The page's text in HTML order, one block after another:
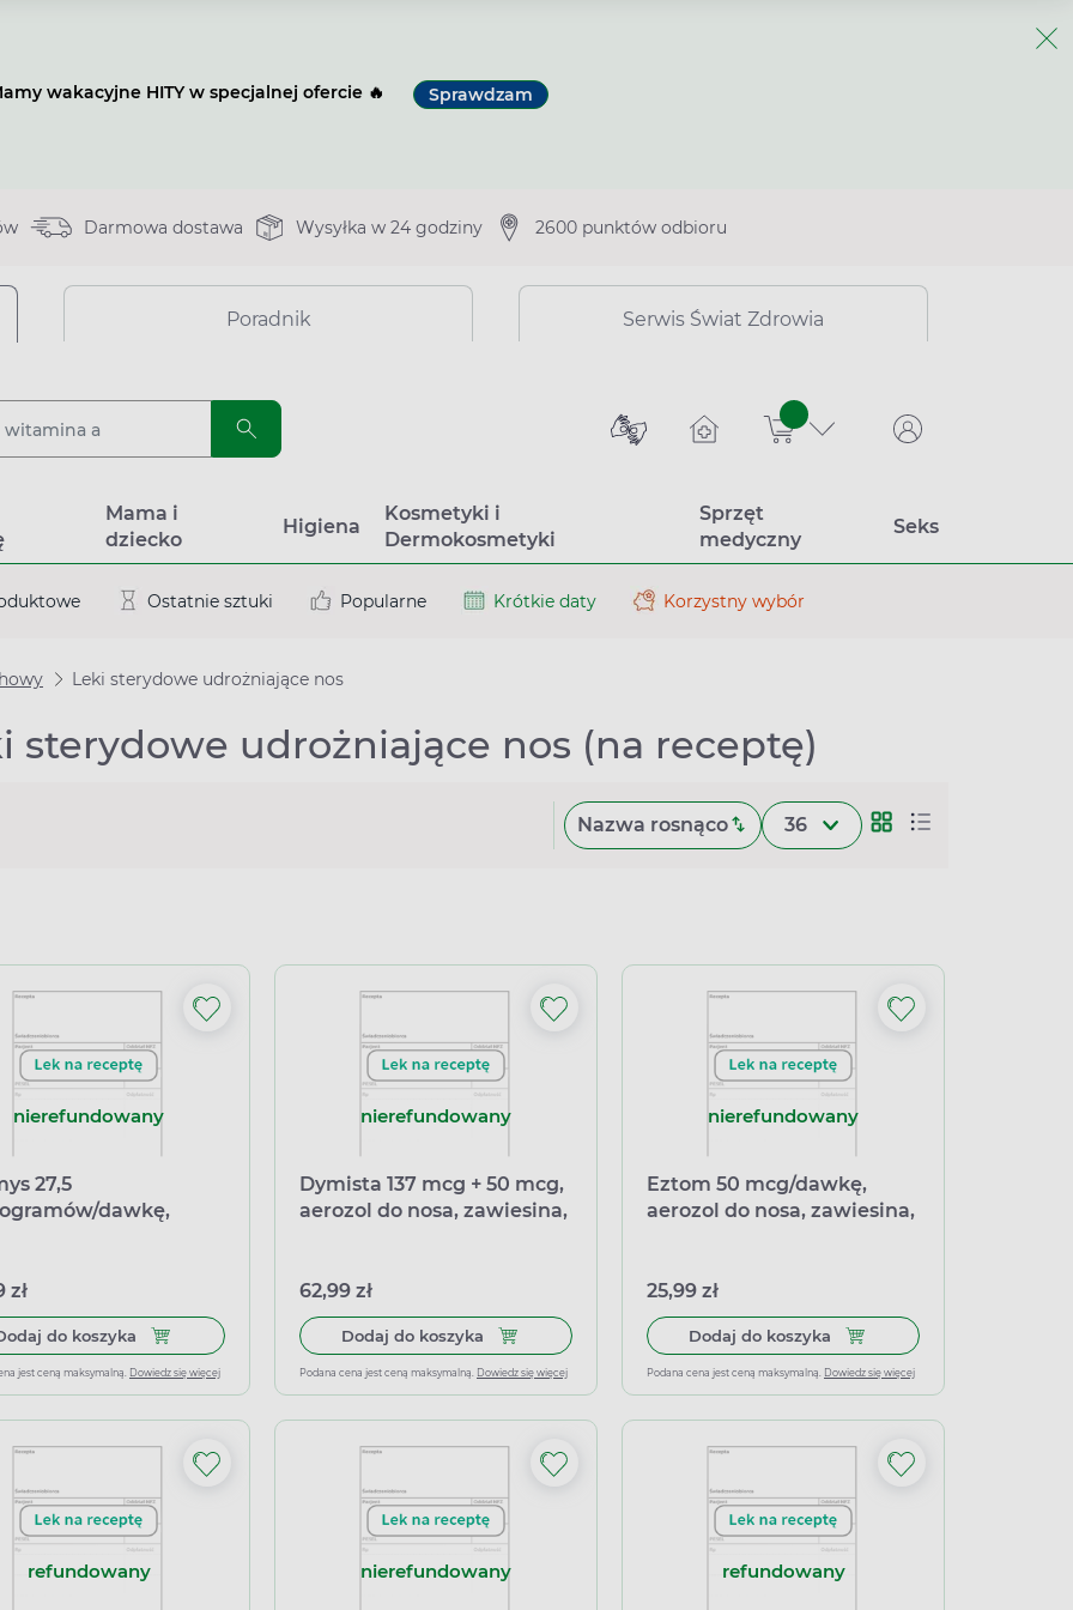
wakacyjne HITY w specjalnej ofercie 🔥 Sprawdzam
Darmowa dostawa Wysyłka w 24 godziny 2600 punktów odbioru
Poradnik Serwis Świat Zdrowia
sztuk
Mama i
dziecko
Higiena
Kosmetyki i
Dermokosmetyki
Sprzęt
medyczny
Seks
Ostatnie sztuki Popularne Krótkie daty Korzystny wybór
Leki sterydowe udrożniające nos
sterydowe udrożniające nos (na receptę)
Nazwa rosnąco 36
nierefundowany
27,5
dawkę,
zł
do koszyka Dodaj do koszyka Avamys 27,5 mikrogramów/dawkę, aerozol do nosa, 120 dawek
jest ceną maksymalną. Dowiedz się więcej
nierefundowany
Dymista 137 mcg + 50 mcg,
aerozol do nosa, zawiesina,
62,99 zł
Dodaj do koszyka Dodaj do koszyka Dymista 137 mcg + 50 mcg, aerozol do nosa,
Podana cena jest ceną maksymalną. Dowiedz się więcej
nierefundowany
Eztom 50 mcg/dawkę,
aerozol do nosa, zawiesina,
25,99 zł
Dodaj do koszyka Dodaj do koszyka Eztom 50
Podana cena jest ceną maksymalną. Dowiedz się więcej
refundowany nierefundowany refundowany